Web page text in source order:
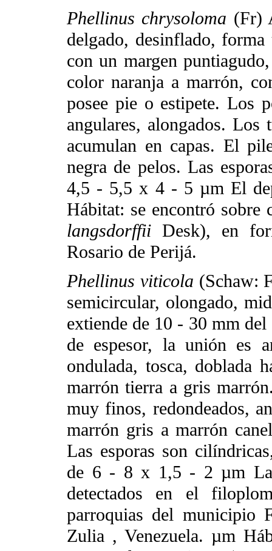
Phellinus chrysoloma (Fr)
delgado, desinflado, forma
con un margen
color naranja a marrón,
posee pie o estipete. Los
angulares, alongados.
acumulan en capas. El
negra de pelos. Las
4,5 - 5,5 x 4 - 5 µm El
Hábitat: se encontró sobre
langsdorffii Desk), en
Rosario de Perijá.
Phellinus viticola (Schaw:
semicircular, olongado,
extiende de 10 - 30 mm
de espesor, la unión es
ondulada, tosca, doblada
marrón tierra a gris
muy finos, redondeados,
marrón gris a marrón
Las esporas son
de 6 - 8 x 1,5 - 2 µm
detectados en el
parroquias del municipio
Zulia , Venezuela. µm